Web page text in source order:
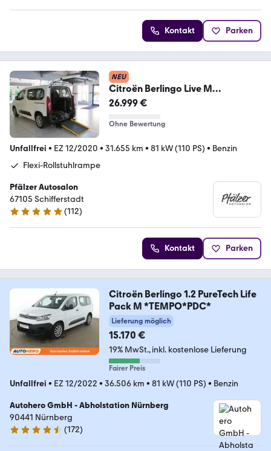
Kontakt Parken
NEU
Citroën Berlingo Live M
Rollstuhlrampe-Behindertenger.
26.999 €
Ohne Bewertung
Unfallfrei • EZ 12/2020 • 31.655 km • 81 kW (110 PS) • Benzin
Flexi-Rollstuhlrampe
Pfälzer Autosalon
67105 ­­­Schifferstadt
5 Sterne
(112)
Kontakt Parken
Citroën Berlingo 1.2 PureTech Life
Pack M *TEMPO*PDC*
Lieferung möglich
15.170 €
19% MwSt. inkl. kostenlose Lieferung
Fairer Preis
Unfallfrei • EZ 12/2022 • 36.506 km • 81 kW (110 PS) • Benzin
Autohero GmbH - Abholstation Nürnberg
90441 Nürnberg
4.5 Sterne
(172)